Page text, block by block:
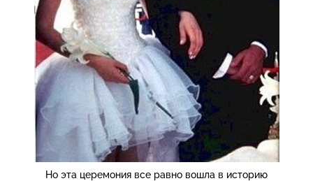
Но эта церемония все равно вошла в историю